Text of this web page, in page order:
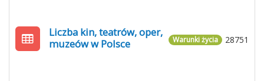
28751
Warunki życia
Liczba kin, teatrów, oper,
muzeów w Polsce